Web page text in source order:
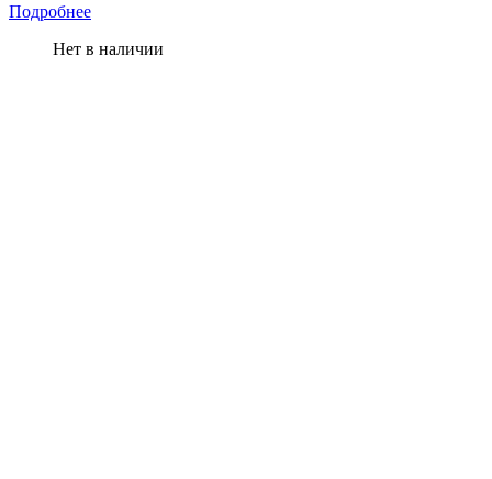
Подробнее
Нет в наличии